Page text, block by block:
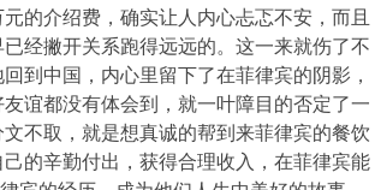
的介绍费，确实让人内心忐忑不安，而且
经撇开关系跑得远远的。这一来就伤了不
到中国，内心里留下了在菲律宾的阴影，
谊都没有体会到，就一叶障目的否定了一
不取，就是想真诚的帮到来菲律宾的餐饮
的辛勤付出，获得合理收入，在菲律宾能